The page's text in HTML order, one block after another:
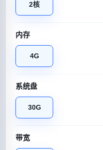
2核
内存
4G
系统盘
30G
带宽